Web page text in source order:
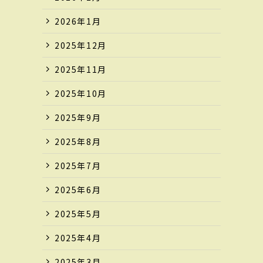
2026年1月
2025年12月
2025年11月
2025年10月
2025年9月
2025年8月
2025年7月
2025年6月
2025年5月
2025年4月